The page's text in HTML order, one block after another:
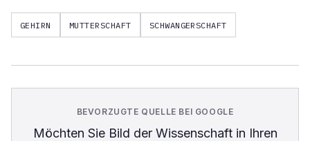
GEHIRN MUTTERSCHAFT SCHWANGERSCHAFT
BEVORZUGTE QUELLE BEI GOOGLE
Möchten Sie Bild der Wissenschaftin Ihren